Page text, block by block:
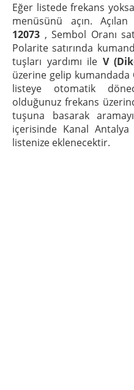
Eğer listede frekans yoksa
menüsünü açın.
12073 , Sembol Oranı
Polarite satırında
tuşları yardımı ile V
üzerine gelip kumandada
listeye otomatik
olduğunuz frekans
tuşuna basarak
içerisinde Kanal Antalya
listenize eklenecektir.